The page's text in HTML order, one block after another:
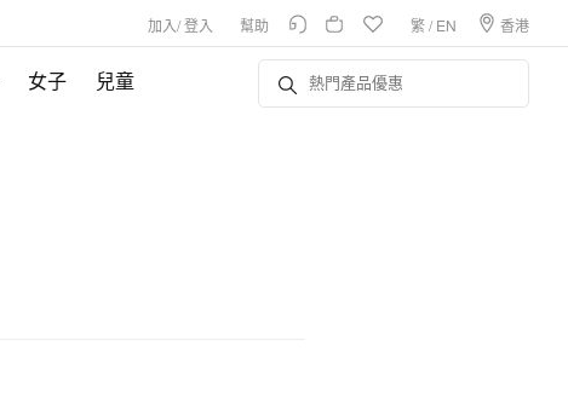
加入/登入 幫助 繁/ EN 香港
女子 兒童